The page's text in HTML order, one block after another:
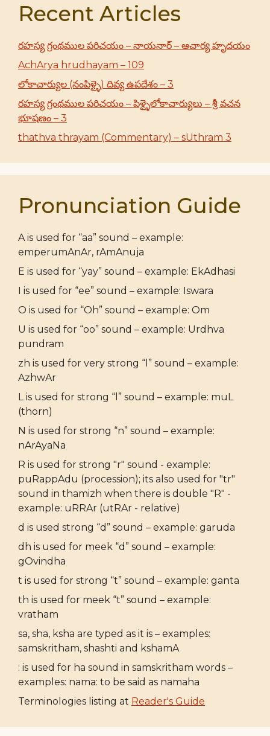
Recent Articles
రహస్య గ్రంథముల పరిచయం – నాయనార్ – ఆచార్య హృదయం
AchArya hrudhayam – 109
లోకాచార్యుల (నంపిళ్ళై) దివ్య ఉపదేశం – 3
రహస్య గ్రంథముల పరిచయం – పిళ్ళైలోకాచార్యులు – శ్రీ వచన
భూషణం – 3
thathva thrayam (Commentary) – sUthram 3
Pronunciation Guide
A is used for “aa” sound – example:
emperumAnAr, rAmAnuja
E is used for “yay” sound – example: EkAdhasi
I is used for “ee” sound – example: Iswara
O is used for “Oh” sound – example: Om
U is used for “oo” sound – example: Urdhva
pundram
zh is used for very strong “l” sound – example:
AzhwAr
L is used for strong “l” sound – example: muL
(thorn)
N is used for strong “n” sound – example:
nArAyaNa
R is used for strong "r" sound - example:
puRappAdu (procession); its also used for "tr"
sound in thamizh when there is double "R" -
example: uRRAr (utRAr - relative)
d is used strong “d” sound – example: garuda
dh is used for meek “d” sound – example:
gOvindha
t is used for strong “t” sound – example: ganta
th is used for meek “t” sound – example:
vratham
sa, sha, ksha are typed as it is – examples:
samskritham, shashti and kshamA
: is used for ha sound in samskritham words –
examples: nama: to be said as namaha
Terminologies listing at Reader's Guide